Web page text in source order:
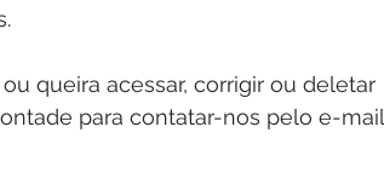
queira acessar, corrigir ou deletar
para contatar-nos pelo e-mail